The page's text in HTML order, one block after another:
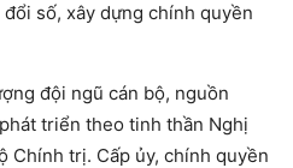
số, xây dựng chính quyền
đội ngũ cán bộ, nguồn
triển theo tinh thần Nghị
Chính trị. Cấp ủy, chính quyền